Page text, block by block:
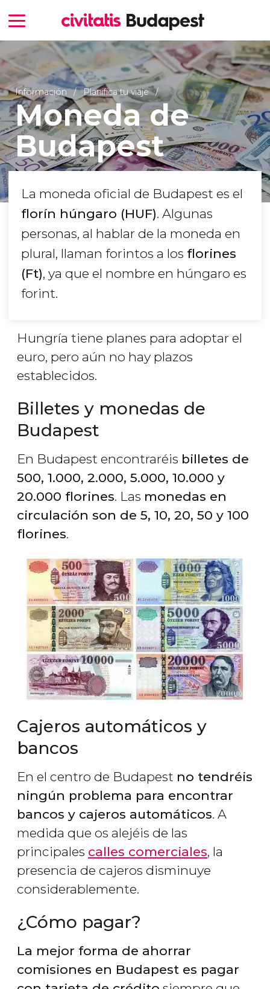
Información Planifica tu viaje
Moneda de
Budapest
La moneda oficial de Budapest es el
florín húngaro (HUF). Algunas
personas, al hablar de la moneda en
plural, llaman forintos a los florines
(Ft), ya que el nombre en húngaro es
forint.
Hungría tiene planes para adoptar el
euro, pero aún no hay plazos
establecidos.
Billetes y monedas de
Budapest
En Budapest encontraréis billetes de
500, 1.000, 2.000, 5.000, 10.000 y
20.000 florines. Las monedas en
circulación son de 5, 10, 20, 50 y 100
florines.
Cajeros automáticos y
bancos
En el centro de Budapest no tendréis
ningún problema para encontrar
bancos y cajeros automáticos. A
medida que os alejéis de las
principales calles comerciales, la
presencia de cajeros disminuye
considerablemente.
¿Cómo pagar?
La mejor forma de ahorrar
comisiones en Budapest es pagar